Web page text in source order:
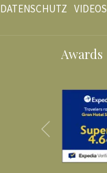
DATENSCHUTZ VIDEOS
Awards
Zurück